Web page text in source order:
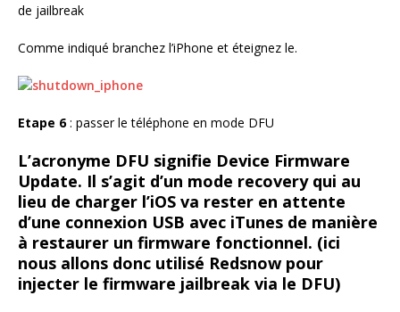
de jailbreak
Comme indiqué branchez l’iPhone et éteignez le.
Etape 6: passer le téléphone en mode DFU
L’acronyme DFU signifie Device Firmware
Update. Il s’agit d’un mode recovery qui au
lieu de charger l’iOS va rester en attente
d’une connexion USB avec iTunes de manière
à restaurer un firmware fonctionnel. (ici
nous allons donc utilisé Redsnow pour
injecter le firmware jailbreak via le DFU)